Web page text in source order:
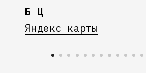
Б Ц
Яндекс карты